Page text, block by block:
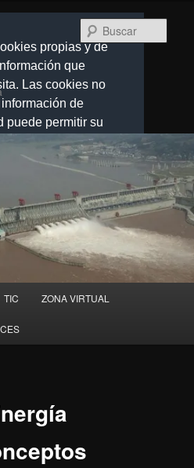
propias y de
que
Las cookies no
de
puede permitir su
puede cambiar su
lo desee.
en nuestra
TIC ZONA VIRTUAL